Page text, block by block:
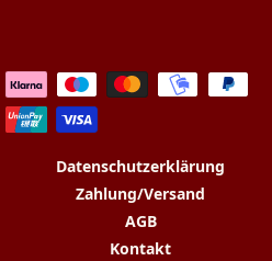
Zahlungsarten
Datenschutzerklärung
Zahlung/Versand
AGB
Kontakt